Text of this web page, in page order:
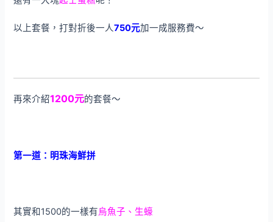
以上套餐，打對折後一人750元加一成服務費～
再來介紹1200元的套餐～
第一道：明珠海鮮拼
其實和1500的一樣有烏魚子、生蠔